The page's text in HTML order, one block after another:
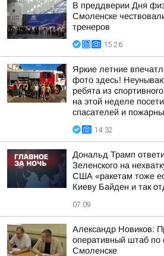
В преддверии Дня
Смоленске
тренеров
15:26
Яркие летние
фото здесь!
ребята из
на этой неделе
спасателей и
14:32
Дональд Трамп
Зеленского на
США «ракетам тоже
Киеву Байден и так
07:09
Александр Новиков:
оперативный штаб по
Смоленске